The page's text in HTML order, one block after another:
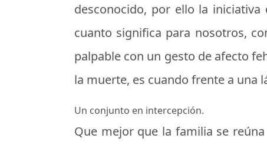
desconocido, por ello la
cuanto significa para nosotros,
palpable con un gesto de afecto
la muerte, es cuando frente a una
Un conjunto en intercepción.
Que mejor que la familia se